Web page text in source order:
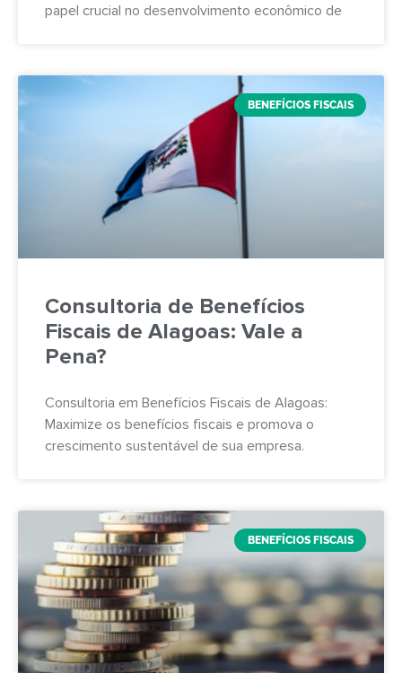
papel crucial no desenvolvimento econômico de
BENEFÍCIOS FISCAIS
Consultoria de Benefícios
Fiscais de Alagoas: Vale a
Pena?
Consultoria em Benefícios Fiscais de Alagoas:
Maximize os benefícios fiscais e promova o
crescimento sustentável de sua empresa.
BENEFÍCIOS FISCAIS